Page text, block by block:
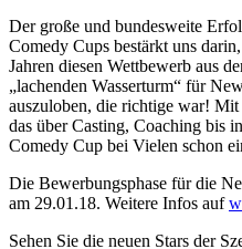
Der große und bundesweite
Comedy Cups bestärkt uns
Jahren diesen Wettbewerb aus
„lachenden Wasserturm“ für
auszuloben, die richtige war!
das über Casting, Coaching bis
Comedy Cup bei Vielen schon
Die Bewerbungsphase für die
am 29.01.18. Weitere Infos auf
Sehen Sie die neuen Stars der